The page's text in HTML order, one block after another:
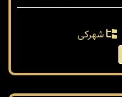
شهرکی